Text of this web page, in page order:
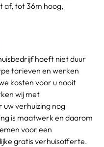
af, tot 36m hoog,
hoeft niet duur
tarieven en werken
kosten voor u nooit
wij met
verhuizing nog
is maatwerk en daarom
voor een
gratis verhuisofferte.